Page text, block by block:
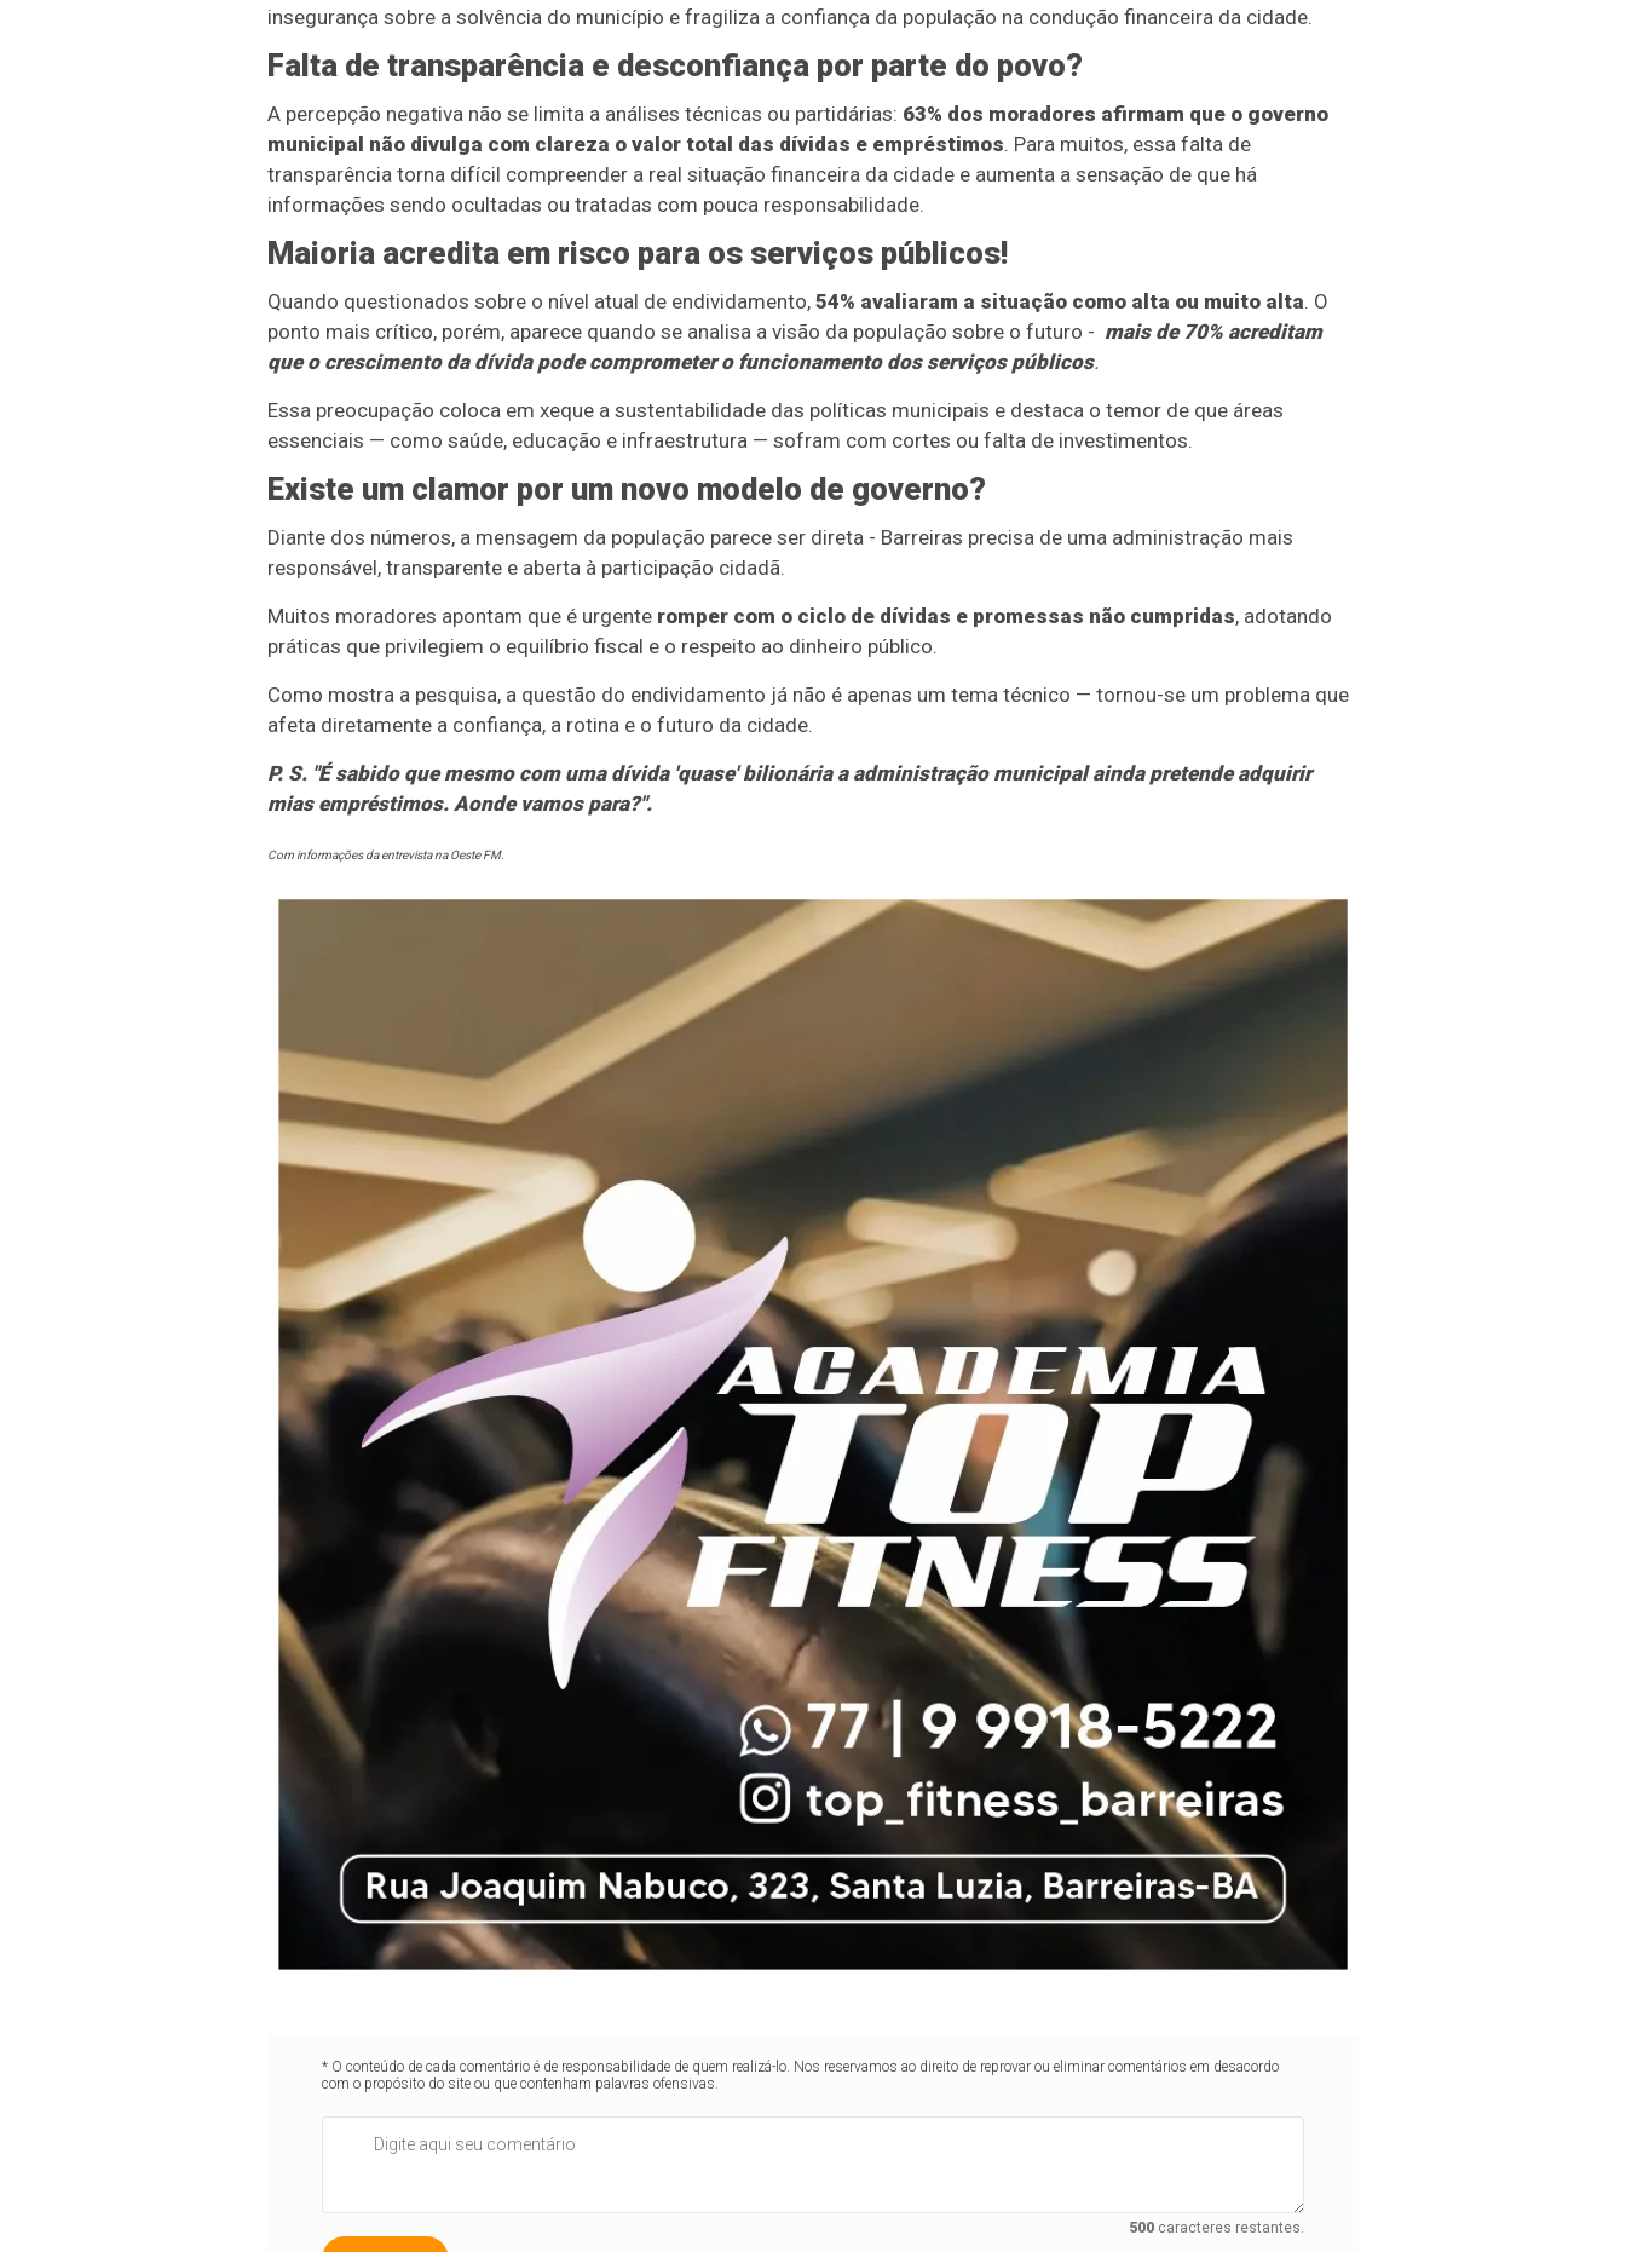
insegurança sobre a solvência do município e fragiliza a confiança da população na condução financeira da cidade.
Falta de transparência e desconfiança por parte do povo?
A percepção negativa não se limita a análises técnicas ou partidárias: 63% dos moradores afirmam que o governo
municipal não divulga com clareza o valor total das dívidas e empréstimos. Para muitos, essa falta de
transparência torna difícil compreender a real situação financeira da cidade e aumenta a sensação de que há
informações sendo ocultadas ou tratadas com pouca responsabilidade.
Maioria acredita em risco para os serviços públicos!
Quando questionados sobre o nível atual de endividamento, 54% avaliaram a situação como alta ou muito alta. O
ponto mais crítico, porém, aparece quando se analisa a visão da população sobre o futuro - mais de 70% acreditam
que o crescimento da dívida pode comprometer o funcionamento dos serviços públicos.
Essa preocupação coloca em xeque a sustentabilidade das políticas municipais e destaca o temor de que áreas
essenciais — como saúde, educação e infraestrutura — sofram com cortes ou falta de investimentos.
Existe um clamor por um novo modelo de governo?
Diante dos números, a mensagem da população parece ser direta - Barreiras precisa de uma administração mais
responsável, transparente e aberta à participação cidadã.
Muitos moradores apontam que é urgente romper com o ciclo de dívidas e promessas não cumpridas, adotando
práticas que privilegiem o equilíbrio fiscal e o respeito ao dinheiro público.
Como mostra a pesquisa, a questão do endividamento já não é apenas um tema técnico — tornou-se um problema que
afeta diretamente a confiança, a rotina e o futuro da cidade.
P. S. "É sabido que mesmo com uma dívida 'quase' bilionária a administração municipal ainda pretende adquirir
mias empréstimos. Aonde vamos para?".
Com informações da entrevista na Oeste FM.
* O conteúdo de cada comentário é de responsabilidade de quem realizá-lo. Nos reservamos ao direito de reprovar ou eliminar comentários em desacordo
com o propósito do site ou que contenham palavras ofensivas.
500 caracteres restantes.